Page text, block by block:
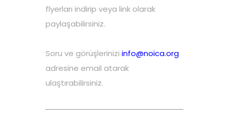
flyerları indirip veya link olarak
paylaşabilirsiniz.
Soru ve görüşlerinizi info@noica.org
adresine email atarak
ulaştırabilirsiniz.